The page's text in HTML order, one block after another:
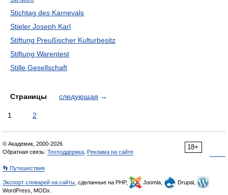
Stichtag des Karnevals
Stieler Joseph Karl
Stiftung Preußischer Kulturbesitz
Stiftung Warentest
Stille Gesellschaft
Страницы следующая →
1 2
18+
© Академик, 2000-2026
Обратная связь: Техподдержка Реклама на сайте
👣 Путешествия
Экспорт словарей на сайты , сделанные на PHP, Joomla,
Drupal,
WordPress, MODx.